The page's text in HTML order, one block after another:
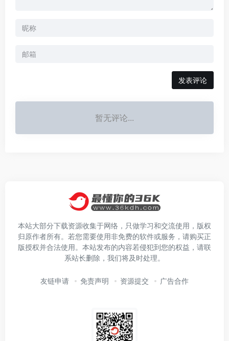
发表评论
暂无评论...
本站大部分下载资源收集于网络，只做学习和交流使用，版权
归原作者所有。若您需要使用非免费的软件或服务，请购买正
版授权并合法使用。本站发布的内容若侵犯到您的权益，请联
系站长删除，我们将及时处理。
友链申请 免责声明 资源提交 广告合作